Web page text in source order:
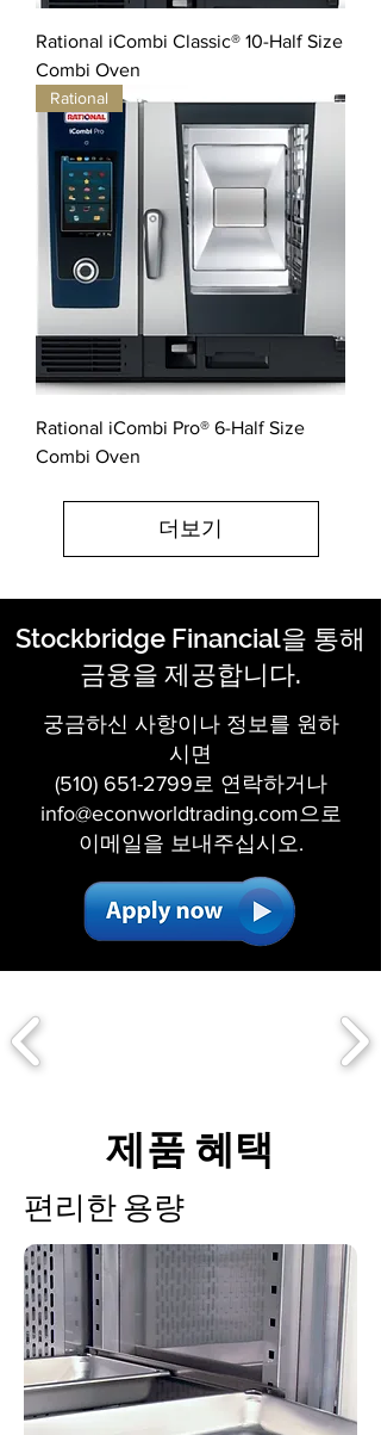
Rational iCombi Classic® 10-Half Size
Combi Oven
Rational
Rational iCombi Pro® 6-Half Size
Combi Oven
더보기
Stockbridge Financial을 통해
금융을 제공합니다.
궁금하신 사항이나 정보를 원하
시면
(510) 651-2799로 연락하거나
info@econworldtrading.com으로
이메일을 보내주십시오.
제품 혜택
편리한 용량